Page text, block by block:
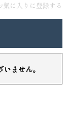
気に入りに登録する
ません。